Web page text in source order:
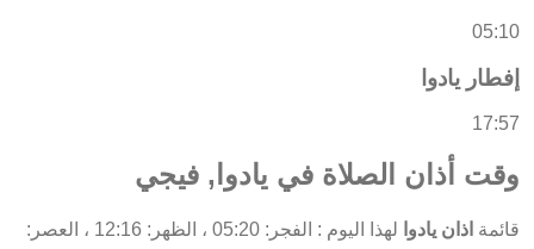
05:10
إفطار يادوا
17:57
وقت أذان الصلاة في يادوا, فيجي
قائمة اذان يادوا
لهذا اليوم : الفجر: 05:20 ، الظهر: 12:16 ، العصر: